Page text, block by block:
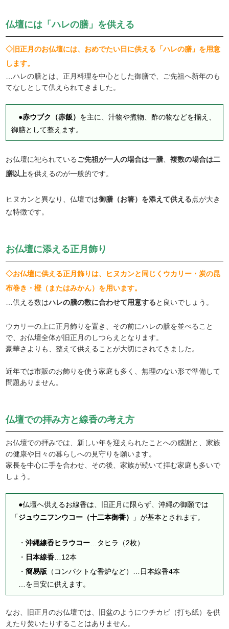
仏壇には「ハレの膳」を供える
◇旧正月のお仏壇には、おめでたい日に供える「ハレの膳」を用意
します。
…ハレの膳とは、正月料理を中心とした御膳で、ご先祖へ新年のも
てなしとして供えられてきました。
●赤ウブク（赤飯） を主に、汁物や煮物、酢の物などを揃え、
御膳として整えます。
お仏壇に祀られているご先祖が一人の場合は一膳、複数の場合は二
膳以上を供えるのが一般的です。
ヒヌカンと異なり、仏壇では御膳（お箸）を添えて供える点が大き
な特徴です。
お仏壇に添える正月飾り
◇お仏壇に供える正月飾りは、ヒヌカンと同じくウカリー・炭の昆
布巻き・橙（またはみかん）を用います。
…供える数はハレの膳の数に合わせて用意すると良いでしょう。
ウカリーの上に正月飾りを置き、その前にハレの膳を並べること
で、お仏壇全体が旧正月のしつらえとなります。
豪華さよりも、整えて供えることが大切にされてきました。
近年では市販のお飾りを使う家庭も多く、無理のない形で準備して
問題ありません。
仏壇での拝み方と線香の考え方
お仏壇での拝みでは、新しい年を迎えられたことへの感謝と、家族
の健康や日々の暮らしへの見守りを願います。
家長を中心に手を合わせ、その後、家族が続いて拝む家庭も多いで
しょう。
●仏壇へ供えるお線香は、旧正月に限らず、沖縄の御願では
「ジュウニフンウコー（十二本御香） 」が基本とされます。
・沖縄線香ヒラウコー…タヒラ（2枚）
・ 日本線香…12本
・簡易版 （コンパクトな香炉など）…日本線香4本
…を目安に供えます。
なお、旧正月のお仏壇では、旧盆のようにウチカビ（打ち紙）を供
えたり焚いたりすることはありません。